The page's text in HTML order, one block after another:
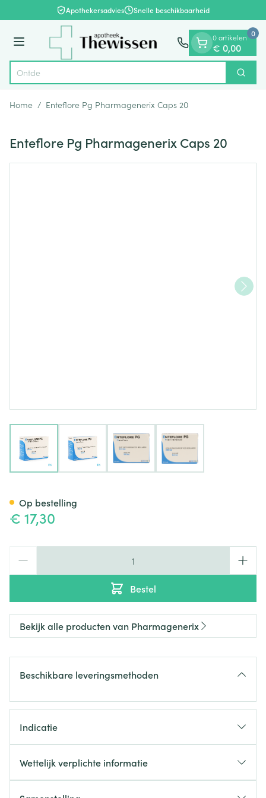
Ga naar de inhoudApothekersadvies Snelle beschikbaarheid
Menu
Product, merk, categorie...
Ontdek vi Zoek
0 artikelen
€ 0,00
0
Home / Enteflore Pg Pharmagenerix Caps 20
Enteflore Pg Pharmagenerix Caps 20
View larger imageView larger imageView larger imageView larger image
€ 17,30
Bestel
Op bestelling
Bekijk alle producten van Pharmagenerix
Beschikbare leveringsmethoden
Indicatie
Wettelijk verplichte informatie